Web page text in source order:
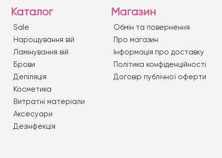
Каталог
Sale
Нарощування вій
Ламінування вій
Брови
Депіляція
Косметика
Витратні матеріали
Аксесуари
Дезінфекція
Магазин
Обмін та повернення
Про магазин
Iнформація про доставку
Політика конфіденційності
Договір публічної оферти